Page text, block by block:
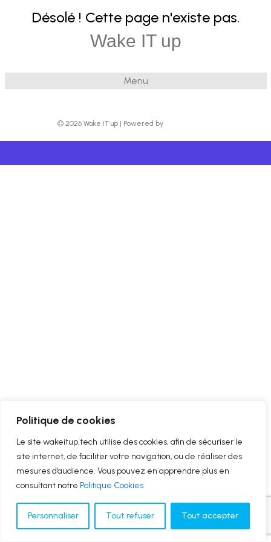
Politique de cookies
Le site wakeitup.tech utilise des cookies, afin de sécuriser le
site internet, de faciliter votre navigation, ou de réaliser des
mesures d’audience. Vous pouvez en apprendre plus en
consultant notre Politique Cookies
Personnaliser Tout refuser Tout accepter
Wake IT up
Menu
Désolé ! Cette page n'existe pas.
© 2026 Wake IT up | Powered by